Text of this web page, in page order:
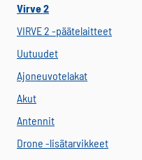
Virve 2
VIRVE 2 -päätelaitteet
Uutuudet
Ajoneuvotelakat
Akut
Antennit
Drone -lisätarvikkeet